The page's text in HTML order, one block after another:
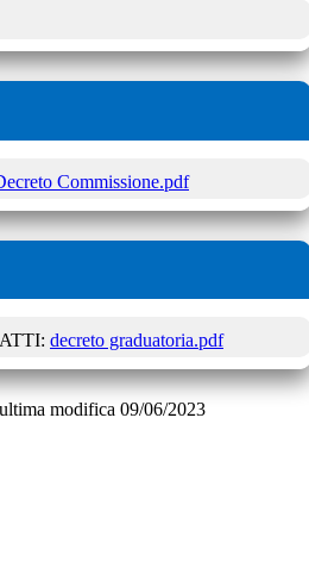
Commissione.pdf
decreto graduatoria.pdf
ultima modifica 09/06/2023